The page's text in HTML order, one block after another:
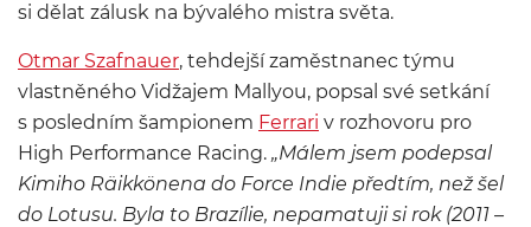
si dělat zálusk na bývalého mistra světa.
Otmar Szafnauer, tehdejší zaměstnanec týmu
vlastněného Vidžajem Mallyou, popsal své setkání
s posledním šampionem Ferrari v rozhovoru pro
High Performance Racing. „Málem jsem podepsal
Kimiho Räikkönena do Force Indie předtím, než šel
do Lotusu. Byla to Brazílie, nepamatuji si rok (2011 –